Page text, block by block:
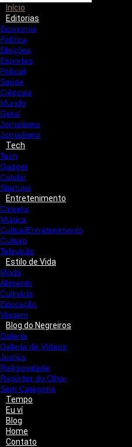
Início
Editorias
Economia
Política
Eleições
Esportes
Policial
Saúde
Ciências
Mundo
Geral
Jornalismo
Jornalismo
Tech
Tech
Gadget
Celular
Startups
Entretenimento
Cinema
Música
Cultua/Entretenimento
Cultura
Televisão
Estilo de Vida
Moda
Alimento
Culinária
Educação
Viagem
Blog do Negreiros
Galeria
Galeria de Vídeos
Justiça
Religiosidade
Repórter do Olhar
Sem Categoria
Tempo
Eu ví
Blog
Home
Contato